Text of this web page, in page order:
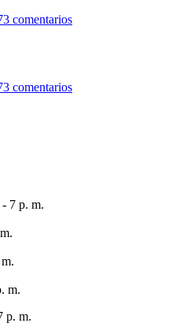
comentarios
comentarios
7 p. m.
m.
p. m.